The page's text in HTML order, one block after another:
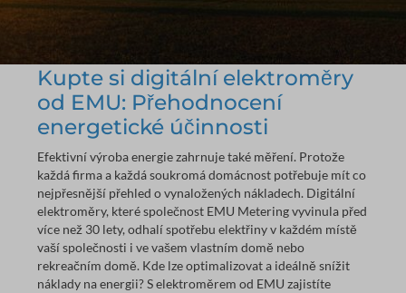
Kupte si digitální elektroměry
od EMU: Přehodnocení
energetické účinnosti
Efektivní výroba energie zahrnuje také měření. Protože
každá firma a každá soukromá domácnost potřebuje mít co
nejpřesnější přehled o vynaložených nákladech. Digitální
elektroměry, které společnost EMU Metering vyvinula před
více než 30 lety, odhalí spotřebu elektřiny v každém místě
vaší společnosti i ve vašem vlastním domě nebo
rekreačním domě. Kde lze optimalizovat a ideálně snížit
náklady na energii? S elektroměrem od EMU zajistíte